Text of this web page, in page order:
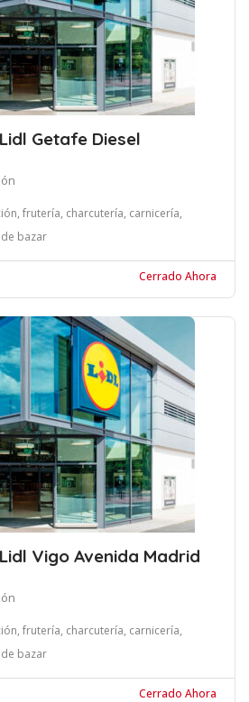
Getafe Diesel
frutería, charcutería, carnicería,
bazar
Cerrado Ahora
Vigo Avenida Madrid
frutería, charcutería, carnicería,
bazar
Cerrado Ahora